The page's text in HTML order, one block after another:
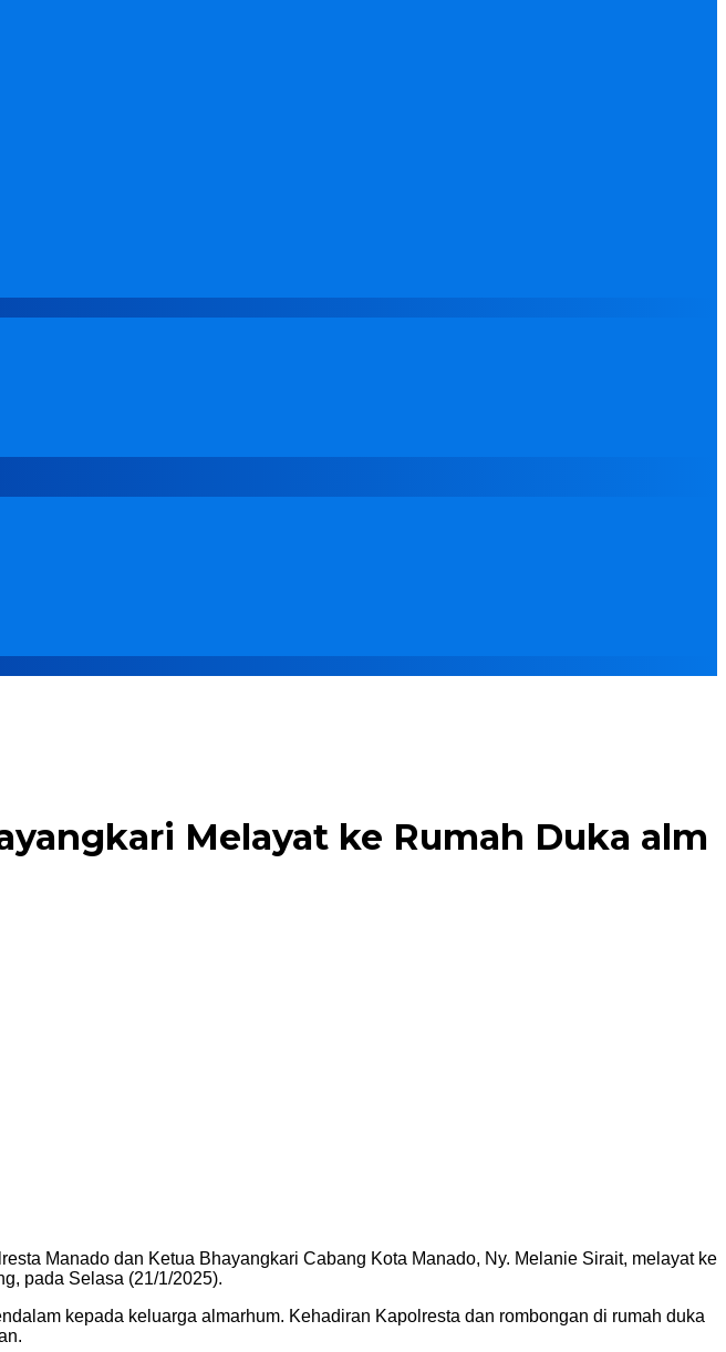
Melayat ke Rumah Duka alm
Manado dan Ketua Bhayangkari Cabang Kota Manado, Ny. Melanie Sirait, melayat ke
pada Selasa (21/1/2025).
kepada keluarga almarhum. Kehadiran Kapolresta dan rombongan di rumah duka